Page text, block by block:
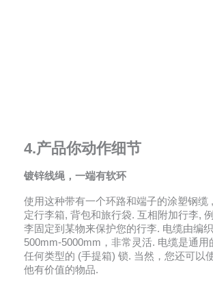
4.产品你动作细节
镀锌线绳，一端有软环
使用这种带有一个环路和端子的涂塑钢缆
定行李箱, 背包和旅行袋. 互相附加行李,
李固定到某物来保护您的行李. 电缆由编
500mm-5000mm，非常灵活. 电缆是通用
任何类型的 (手提箱) 锁. 当然，您还可以
他有价值的物品.